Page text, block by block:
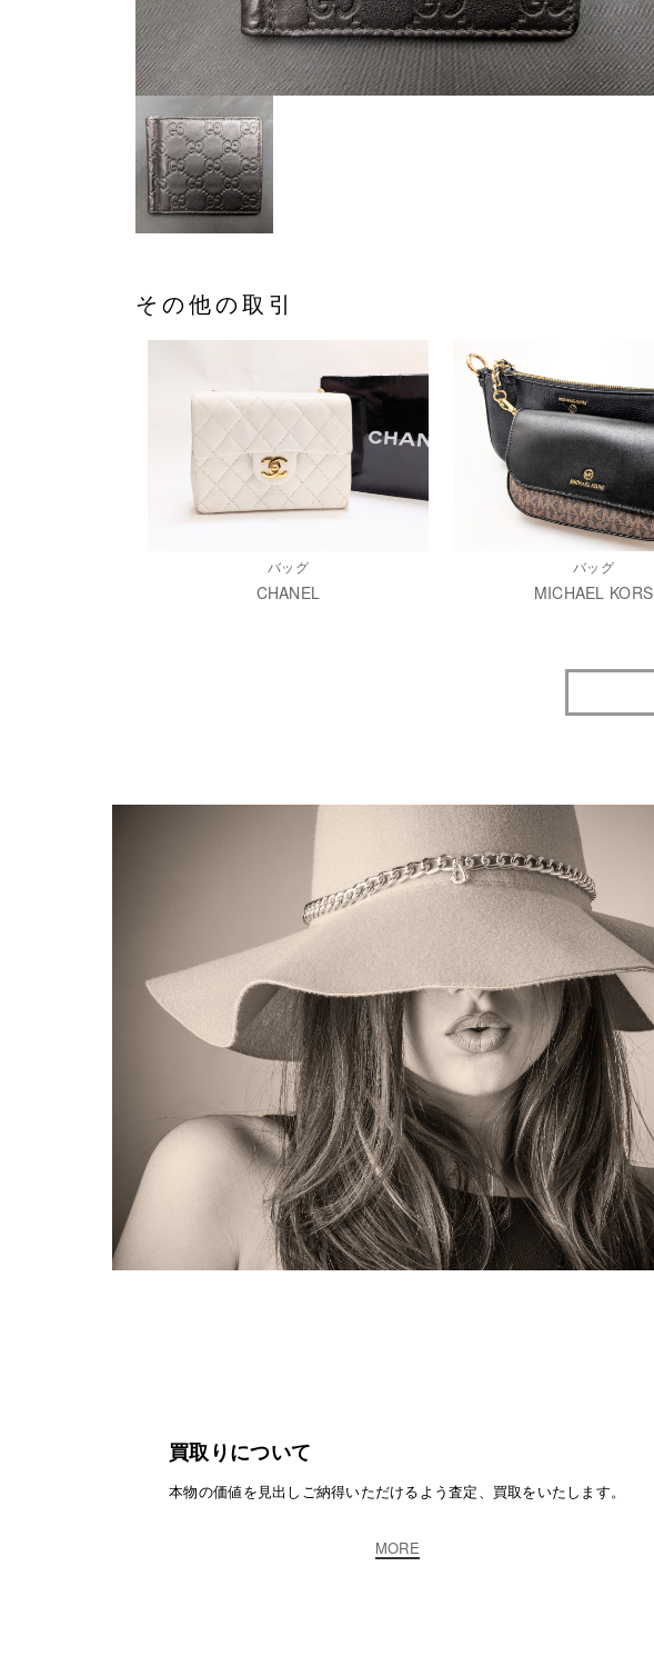
その他の取引
バッグ
CHANEL
バッグ
MICHAEL KORS
買取りについて
本物の価値を見出しご納得いただけるよう査定、買取をいたします。
MORE